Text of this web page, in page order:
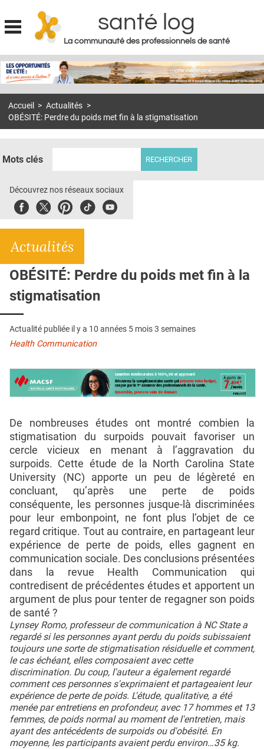
Jump to navigation
santé log
La communauté des professionnels de santé
MON COMPTE
S'ABONNER À LA REVUE SOIN À DOMICILE
DOSSIERS
E-REVUE SAD
L'APP
QUI SOMMES-NOUS ?
PUBLICITÉ
CONDITIONS GÉNÉRALES
CONTACT
Accueil > Actualités >
OBÉSITÉ: Perdre du poids met fin à la stigmatisation
Mots clés
Découvrez nos réseaux sociaux
FacebookTwitterPinterest
TiktokYoubute
Actualités
OBÉSITÉ: Perdre du poids met fin à la
stigmatisation
Actualité publiée il y a 10 années 5 mois 3 semaines
Health Communication
De nombreuses études ont montré combien la
stigmatisation du surpoids pouvait favoriser un
cercle vicieux en menant à l’aggravation du
surpoids. Cette étude de la North Carolina State
University (NC) apporte un peu de légèreté en
concluant, qu’après une perte de poids
conséquente, les personnes jusque-là discriminées
pour leur embonpoint, ne font plus l’objet de ce
regard critique. Tout au contraire, en partageant leur
expérience de perte de poids, elles gagnent en
communication sociale. Des conclusions présentées
dans la revue Health Communication qui
contredisent de précédentes études et apportent un
argument de plus pour tenter de regagner son poids
de santé ?
Lynsey Romo, professeur de communication à NC State a
regardé si les personnes ayant perdu du poids subissaient
toujours une sorte de stigmatisation résiduelle et comment,
le cas échéant, elles composaient avec cette
discrimination. Du coup, l'auteur a également regardé
comment ces personnes s'exprimaient et partageaient leur
expérience de perte de poids. L'étude, qualitative, a été
menée par entretiens en profondeur, avec 17 hommes et 13
femmes, de poids normal au moment de l'entretien, mais
ayant des antécédents de surpoids ou d'obésité. En
moyenne, les participants avaient perdu environ…35 kg.